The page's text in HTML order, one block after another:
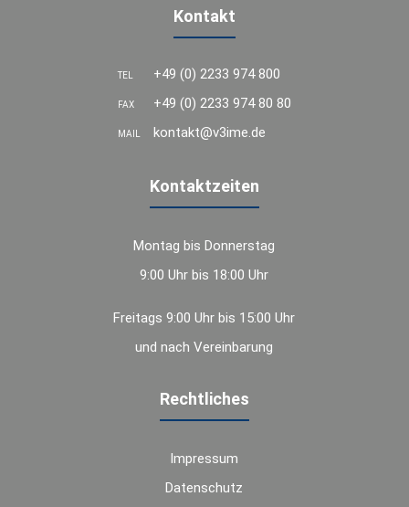
Kontakt
TEL +49 (0) 2233 974 800
FAX +49 (0) 2233 974 80 80
MAIL kontakt@v3ime.de
Kontaktzeiten
Montag bis Donnerstag
9:00 Uhr bis 18:00 Uhr
Freitags 9:00 Uhr bis 15:00 Uhr
und nach Vereinbarung
Rechtliches
Impressum
Datenschutz